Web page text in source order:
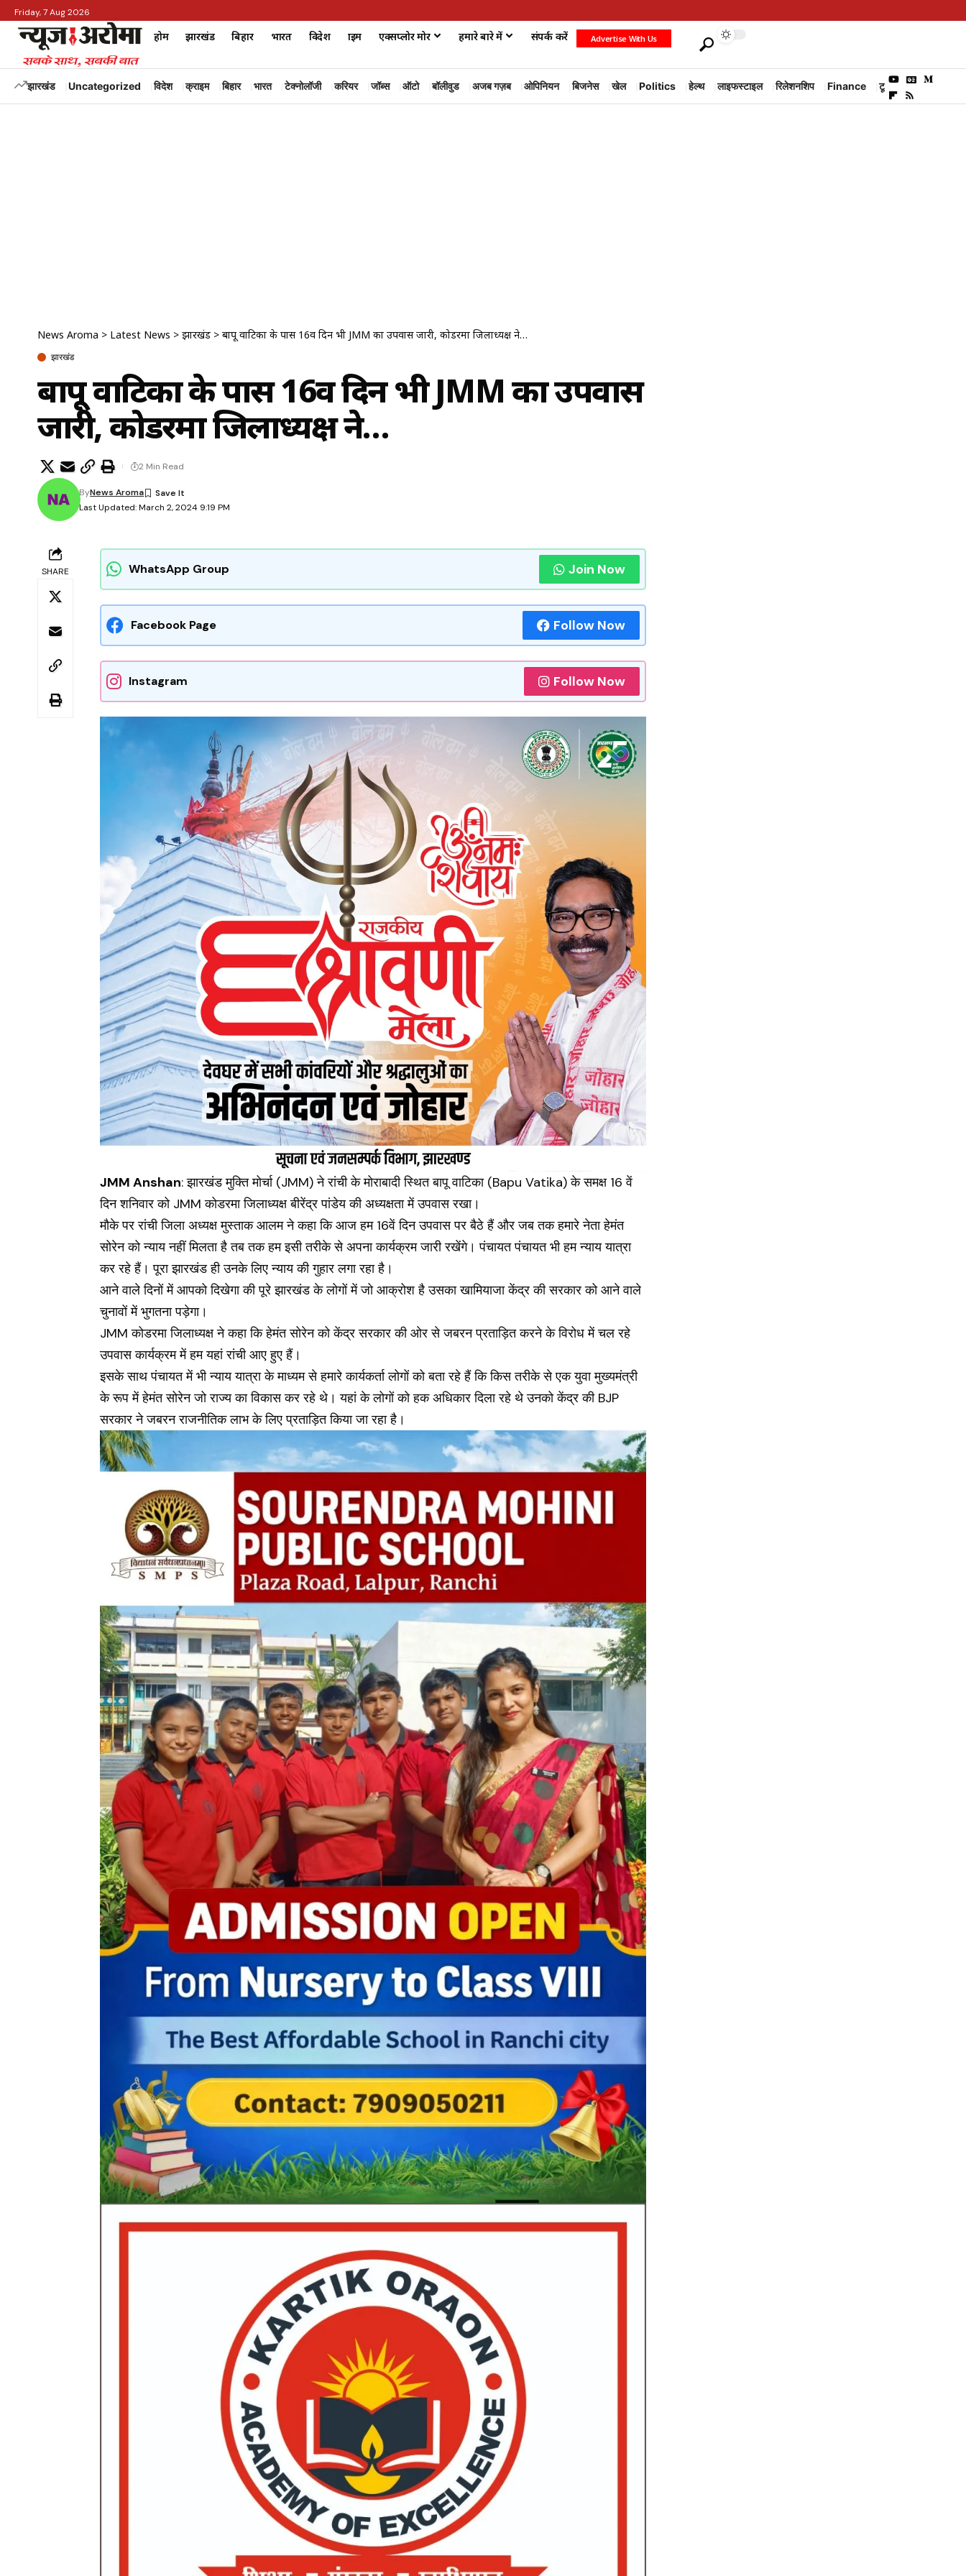
Friday, 7 Aug 2026
होम झारखंड बिहार भारत विदेश क्राइम एक्सप्लोर मोर हमारे बारे में संपर्क करें Advertise With Us
झारखंड Uncategorized विदेश क्राइम बिहार भारत टेक्नोलॉजी करियर जॉब्स ऑटो बॉलीवुड अजब गज़ब ओपिनियन बिजनेस खेल Politics हेल्थ लाइफस्टाइल रिलेशनशिप Finance टूरिज्म
News Aroma > Latest News > झारखंड > बापू वाटिका के पास 16वें दिन भी JMM का उपवास जारी, कोडरमा जिलाध्यक्ष ने…
झारखंड
बापू वाटिका के पास 16वें दिन भी JMM का उपवास
जारी, कोडरमा जिलाध्यक्ष ने…
Last Updated: March 2, 2024 9:19 PM
ByNews Aroma
2 Min Read
SHARE WhatsApp Group Join Now
Facebook Page Follow Now
Instagram Follow Now
JMM Anshan: झारखंड मुक्ति मोर्चा (JMM) ने रांची के मोराबादी स्थित बापू वाटिका (Bapu Vatika) के समक्ष 16 वें
दिन शनिवार को JMM कोडरमा जिलाध्यक्ष बीरेंद्र पांडेय की अध्यक्षता में उपवास रखा।
मौके पर रांची जिला अध्यक्ष मुस्ताक आलम ने कहा कि आज हम 16वें दिन उपवास पर बैठे हैं और जब तक हमारे नेता हेमंत
सोरेन को न्याय नहीं मिलता है तब तक हम इसी तरीके से अपना कार्यक्रम जारी रखेंगे। पंचायत पंचायत भी हम न्याय यात्रा
कर रहे हैं। पूरा झारखंड ही उनके लिए न्याय की गुहार लगा रहा है।
आने वाले दिनों में आपको दिखेगा की पूरे झारखंड के लोगों में जो आक्रोश है उसका खामियाजा केंद्र की सरकार को आने वाले
चुनावों में भुगतना पड़ेगा।
JMM कोडरमा जिलाध्यक्ष ने कहा कि हेमंत सोरेन को केंद्र सरकार की ओर से जबरन प्रताड़ित करने के विरोध में चल रहे
उपवास कार्यक्रम में हम यहां रांची आए हुए हैं।
इसके साथ पंचायत में भी न्याय यात्रा के माध्यम से हमारे कार्यकर्ता लोगों को बता रहे हैं कि किस तरीके से एक युवा मुख्यमंत्री
के रूप में हेमंत सोरेन जो राज्य का विकास कर रहे थे। यहां के लोगों को हक अधिकार दिला रहे थे उनको केंद्र की BJP
सरकार ने जबरन राजनीतिक लाभ के लिए प्रताड़ित किया जा रहा है।